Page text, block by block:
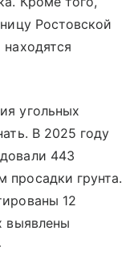
Ростовской
угольных
В 2025 году
443
грунта.
12
выявлены